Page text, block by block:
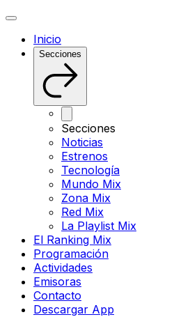
Inicio
Secciones
Secciones
Noticias
Estrenos
Tecnología
Mundo Mix
Zona Mix
Red Mix
La Playlist Mix
El Ranking Mix
Programación
Actividades
Emisoras
Contacto
Descargar App